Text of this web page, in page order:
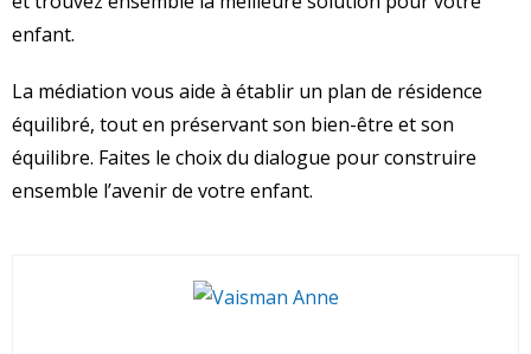
enfant.
La médiation vous aide à établir un plan de résidence
équilibré, tout en préservant son bien-être et son
équilibre. Faites le choix du dialogue pour construire
ensemble l’avenir de votre enfant.